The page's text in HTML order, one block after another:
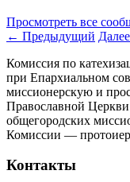
Просмотреть все
← Предыдущий Далее
Комиссия по
при Епархиальном
миссионерскую и
Православной
общегородских
Комиссии —
Контакты